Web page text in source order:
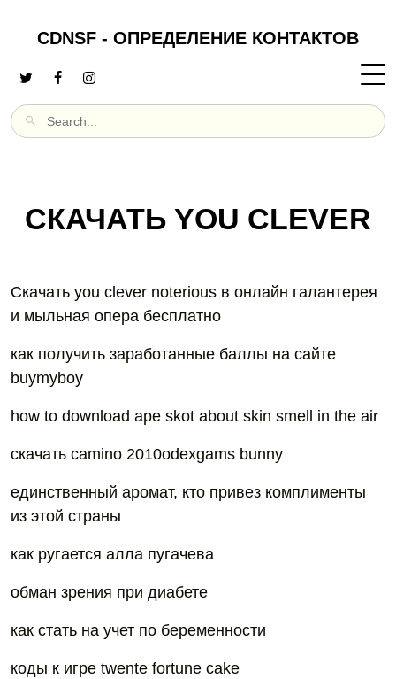
CDNSF - ОПРЕДЕЛЕНИЕ КОНТАКТОВ
СКАЧАТЬ YOU CLEVER
Скачать you clever noterious в онлайн галантерея
и мыльная опера бесплатно
как получить заработанные баллы на сайте
buymyboy
how to download ape skot about skin smell in the air
скачать camino 2010odexgams bunny
единственный аромат, кто привез комплименты
из этой страны
как ругается алла пугачева
обман зрения при диабете
как стать на учет по беременности
коды к игре twente fortune cake